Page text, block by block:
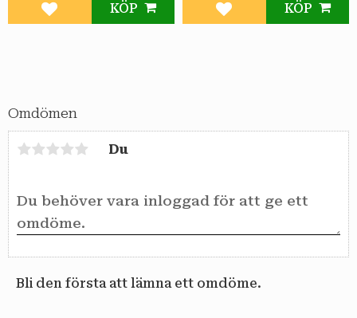
Omdömen
Du
Bli den första att lämna ett omdöme.
Lägg till i favoriter
KÖP
Lägg till i favoriter
KÖP